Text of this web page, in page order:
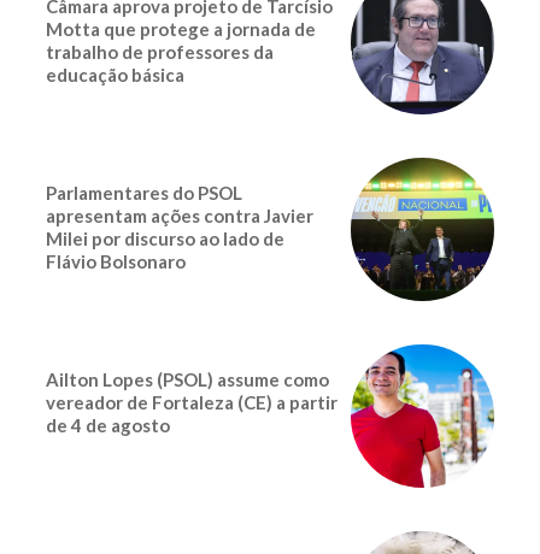
Câmara aprova projeto de Tarcísio
Motta que protege a jornada de
trabalho de professores da
educação básica
Parlamentares do PSOL
apresentam ações contra Javier
Milei por discurso ao lado de
Flávio Bolsonaro
Ailton Lopes (PSOL) assume como
vereador de Fortaleza (CE) a partir
de 4 de agosto